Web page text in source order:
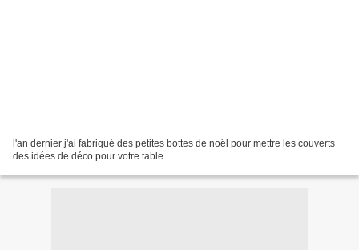
l'an dernier j'ai fabriqué des petites bottes de noël pour mettre les couverts
des idées de déco pour votre table